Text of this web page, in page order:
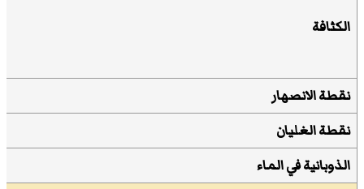
الكثافة
نقطة الانصهار
نقطة الغليان
الذوبانيةفيالماء